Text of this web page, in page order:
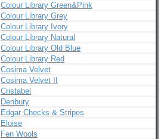
Colour Library Green&Pink
Colour Library Grey
Colour Library Ivory
Colour Library Natural
Colour Library Old Blue
Colour Library Red
Cosima Velvet
Cosima Velvet II
Cristabel
Denbury
Edgar Checks & Stripes
Eloise
Fen Wools